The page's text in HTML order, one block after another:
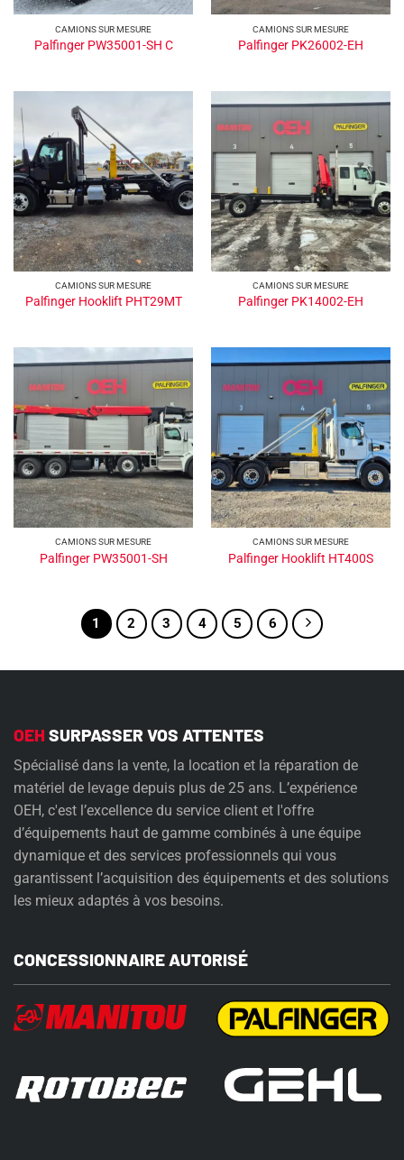
CAMIONS SUR MESURE
Palfinger PW35001-SH C
CAMIONS SUR MESURE
Palfinger PK26002-EH
CAMIONS SUR MESURE
Palfinger Hooklift PHT29MT
CAMIONS SUR MESURE
Palfinger PK14002-EH
CAMIONS SUR MESURE
Palfinger PW35001-SH
CAMIONS SUR MESURE
Palfinger Hooklift HT400S
1 2 3 4 5 6
OEH SURPASSER VOS ATTENTES
Spécialisé dans la vente, la location et la réparation de
matériel de levage depuis plus de 25 ans. L’expérience
OEH, c'est l’excellence du service client et l'offre
d’équipements haut de gamme combinés à une équipe
dynamique et des services professionnels qui vous
garantissent l’acquisition des équipements et des solutions
les mieux adaptés à vos besoins.
CONCESSIONNAIRE AUTORISÉ